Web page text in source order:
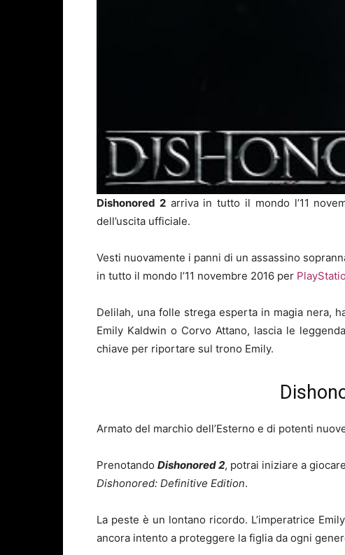
Dishonored 2arriva in tutto il mondo l’11
dell’uscita ufficiale.
Vesti nuovamente i panni di un assassino
in tutto il mondo l’11 novembre 2016 per
Delilah, una folle strega esperta in magia nera,
Emily Kaldwin o Corvo Attano, lascia le
chiave per riportare sul trono Emily.
Armato del marchio dell’Esterno e di potenti
Prenotando Dishonored 2, potrai iniziare a
Dishonored: Definitive Edition.
La peste è un lontano ricordo. L’imperatrice
ancora intento a proteggere la figlia da ogni